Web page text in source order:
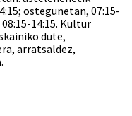
ostegunetan, 07:15-
14:15. Kultur
dute,
arratsaldez,